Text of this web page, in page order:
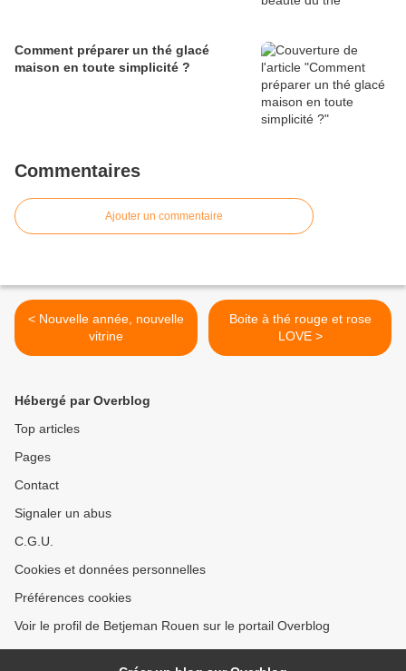
Comment préparer un thé glacé
maison en toute simplicité ?
Commentaires
Ajouter un commentaire
< Nouvelle année, nouvelle
vitrine
Boite à thé rouge et rose
LOVE >
Hébergé par Overblog
Top articles
Pages
Contact
Signaler un abus
C.G.U.
Cookies et données personnelles
Préférences cookies
Voir le profil de Betjeman Rouen sur le portail Overblog